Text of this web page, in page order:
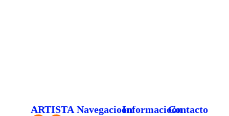
ARTISTA
InstagramFacebookNavegacioónInformacioónContacto